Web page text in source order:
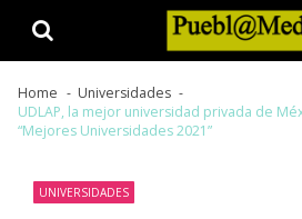
Home
Universidades
UDLAP, la mejor universidad privada de
“Mejores Universidades 2021”
UNIVERSIDADES